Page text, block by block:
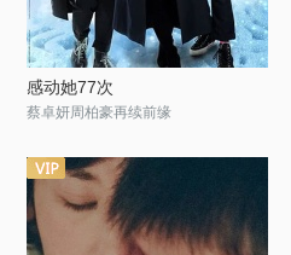
感动她77次
蔡卓妍周柏豪再续前缘